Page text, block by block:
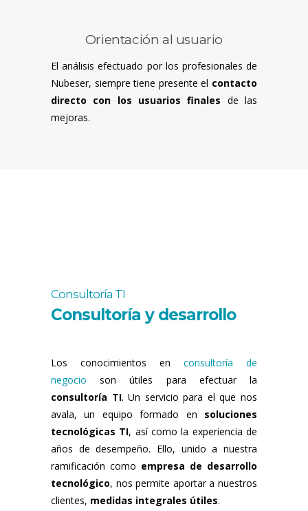
Orientación al usuario
El análisis efectuado por los profesionales de
Nubeser, siempre tiene presente el contacto
directo con los usuarios finales de las
mejoras.
Consultoría TI
Consultoría y desarrollo
Los conocimientos en consultoría de
negocio son útiles para efectuar la
consultoría TI. Un servicio para el que nos
avala, un equipo formado en soluciones
tecnológicas TI, así como la experiencia de
años de desempeño. Ello, unido a nuestra
ramificación como empresa de desarrollo
tecnológico, nos permite aportar a nuestros
clientes, medidas integrales útiles.